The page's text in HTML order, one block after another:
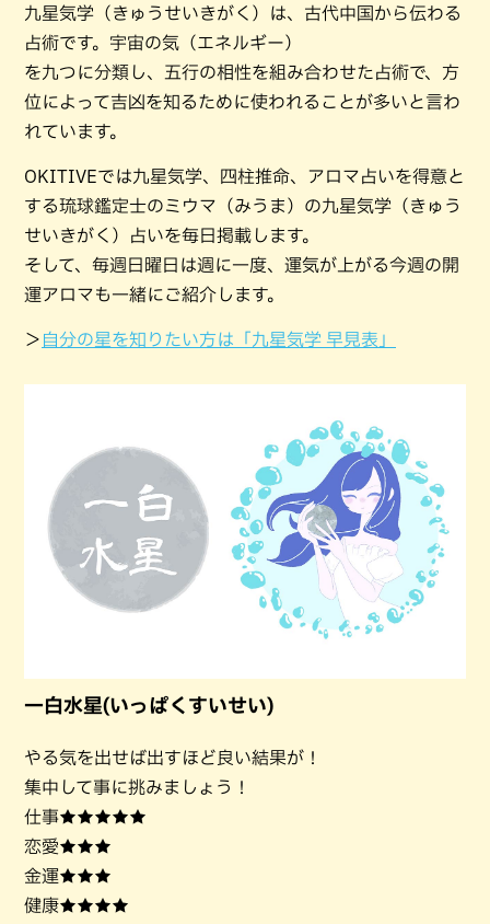
九星気学（きゅうせいきがく）は、古代中国から伝わる
占術です。宇宙の気（エネルギー）
を九つに分類し、五行の相性を組み合わせた占術で、方
位によって吉凶を知るために使われることが多いと言わ
れています。
OKITIVEでは九星気学、四柱推命、アロマ占いを得意と
する琉球鑑定士のミウマ（みうま）の九星気学（きゅう
せいきがく）占いを毎日掲載します。
そして、毎週日曜日は週に一度、運気が上がる今週の開
運アロマも一緒にご紹介します。
＞ 自分の星を知りたい方は「九星気学 早見表」
一白水星(いっぱくすいせい)
やる気を出せば出すほど良い結果が！
集中して事に挑みましょう！
仕事★★★★★
恋愛★★★
金運★★★
健康★★★★